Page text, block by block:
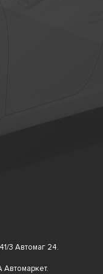
3 Автомаг 24.
Автомаркет.